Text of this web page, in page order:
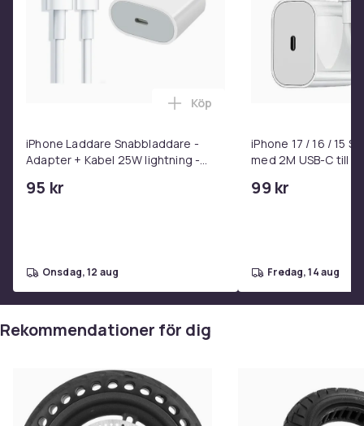
iPhone Laddare Snabbladdare -
Adapter + Kabel 25W lightning -
95 kr
Lägg till iPhone Laddare
Köp
onsdag, 12 aug
iPhone 17 / 16 / 15
med 2M USB-C till
99 kr
fredag, 14 aug
Rekommendationer för dig